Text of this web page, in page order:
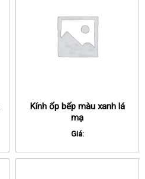
Kính ốp bếp màu xanh lá
mạ
Giá: